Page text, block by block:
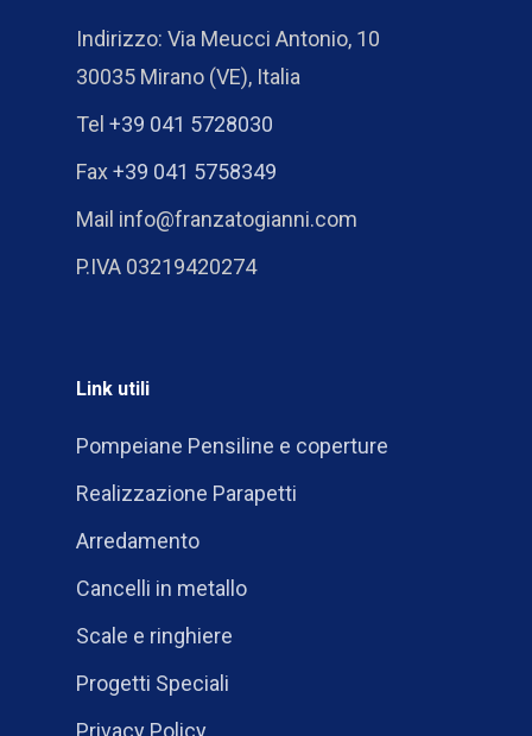
Indirizzo: Via Meucci Antonio, 10
30035 Mirano (VE), Italia
Tel +39 041 5728030
Fax+39 041 5758349
Mail info@franzatogianni.com
P.IVA 03219420274
Link utili
Pompeiane Pensiline e coperture
Realizzazione Parapetti
Arredamento
Cancelli in metallo
Scale e ringhiere
Progetti Speciali
Privacy Policy